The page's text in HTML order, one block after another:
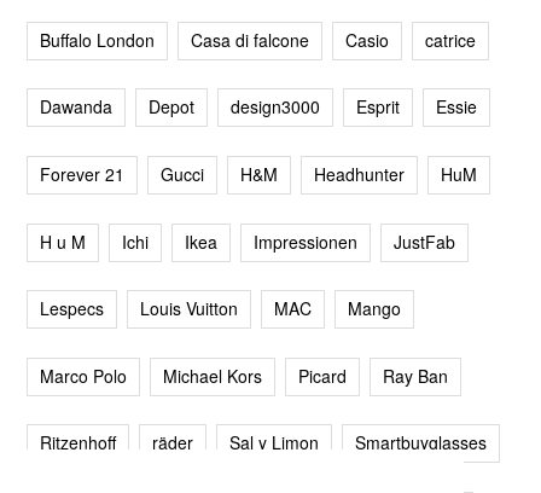
Buffalo London Casa di falcone Casio catrice
Dawanda Depot design3000 Esprit Essie
Forever 21 Gucci H&M Headhunter HuM
H u M Ichi Ikea Impressionen JustFab
Lespecs Louis Vuitton MAC Mango
Marco Polo Michael Kors Picard Ray Ban
Ritzenhoff räder Sal y Limon Smartbuyglasses